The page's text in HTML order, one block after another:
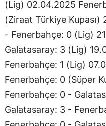
(Lig) 02.04.2025
(Ziraat Türkiye
- Fenerbahçe: 0 (Lig)
Galatasaray: 3 (Lig)
Fenerbahçe: 1 (Lig)
Fenerbahçe: 0 (Süper
Fenerbahçe: 0 -
Galatasaray: 3 -